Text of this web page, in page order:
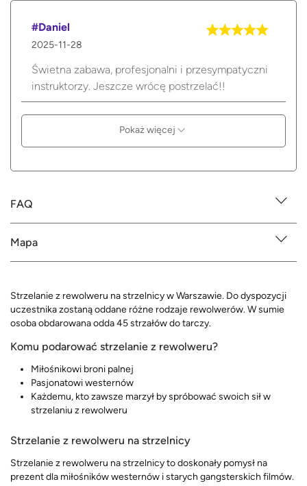
#Daniel
2025-11-28
Świetna zabawa, profesjonalni i przesympatyczni
instruktorzy. Jeszcze wrócę postrzelać!!
Pokaż więcej
FAQ
Mapa
Strzelanie z rewolweru na strzelnicy w Warszawie. Do dyspozycji
uczestnika zostaną oddane różne rodzaje rewolwerów. W sumie
osoba obdarowana odda 45 strzałów do tarczy.
Komu podarować strzelanie z rewolweru?
Miłośnikowi broni palnej
Pasjonatowi westernów
Każdemu, kto zawsze marzył by spróbować swoich sił w
strzelaniu z rewolweru
Strzelanie z rewolweru na strzelnicy
Strzelanie z rewolweru na strzelnicy to doskonały pomysł na
prezent dla miłośników westernów i starych gangsterskich filmów.